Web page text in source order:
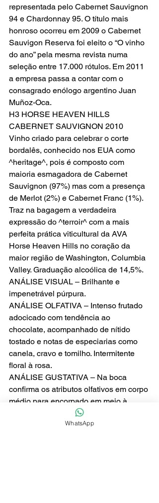
representada pelo Cabernet Sauvignon
94 e Chardonnay 95. O título mais
honroso ocorreu em 2009 o Cabernet
Sauvigon Reserva foi eleito o “O vinho
do ano” pela mesma revista numa
seleção entre 17.000 rótulos. Em 2011
a empresa passa a contar com o
consagrado enólogo argentino Juan
Muñoz-Oca.
H3 HORSE HEAVEN HILLS
CABERNET SAUVIGNON 2010
Vinho criado para celebrar o corte
bordalês, conhecido nos EUA como
^heritage^, pois é composto com
maioria esmagadora de Cabernet
Sauvignon (97%) mas com a presença
de Merlot (2%) e Cabernet Franc (1%).
Traz na bagagem a verdadeira
expressão do ^terroir^ com a mais
perfeita prática viticultural da AVA
Horse Heaven Hills no coração da
maior região de Washington, Columbia
Valley. Graduação alcoólica de 14,5%.
ANÁLISE VISUAL – Brilhante e
impenetrável púrpura.
ANÁLISE OLFATIVA – Intenso frutado
adocicado com tendência ao
chocolate, acompanhado de nítido
tostado e notas de especiarias como
canela, cravo e tomilho. Intermitente
floral à rosa.
ANÁLISE GUSTATIVA – Na boca
confirma os atributos olfativos em corpo
médio para encorpado em meio à
perfeita harmonia entre álcool, acido e
adstringência conferida por taninos
WhatsApp